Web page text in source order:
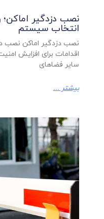
نصب دزدگیر
انتخاب سیستم
نصب دزدگیر اماکن نصب
اقدامات برای افزایش
سایر فضاهای
بیشتر ...